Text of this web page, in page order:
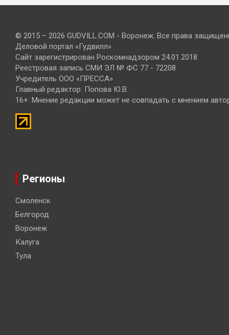
© 2015 – 2026 GUDVILL.COM - Воронеж. Все права
Деловой портал «Гудвилл»
Сайт зарегистрирован Роскомнадзором 24.01.2018
Реестровая запись СМИ ЭЛ № ФС 77 - 72208
Учредитель ООО «ПРЕССА»
Главный редактор: Попова Ю.В.
16+. Мнение редакции может не совпадать с мнением
Регионы
Смоленск
Белгород
Воронеж
Калуга
Тула